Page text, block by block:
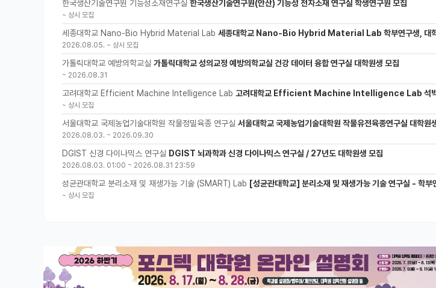
한국생산기술연구원 기능성소재연구실 한국생산기술연구원(안산) 기능성 전자소재 연구실 학생연구원 모집
~ 상시 모집
세종대학교 Nano-Bio Hybrid Material Lab 세종대학교 Nano-Bio Hybrid Material Lab 학부연구생, 대학
2026.08.05. ~ 상시 모집
가톨릭대학교 예방의학교실 가톨릭대학교 성의교정 예방의학교실 건강 데이터 융합 연구실 대학원생 모집
~ 2026.08.31
고려대학교 Efficient Machine Intelligence Lab 고려대학교 Efficient Machine Intelligence Lab 석박
~ 상시 모집
서울대학교 국제농업기술대학원 작물정밀육종 연구실 서울대학교 국제농업기술대학원 작물유전육종연구실 대학원
2026.08.03. ~ 2026.09.30
DGIST 신경 다이나믹스 연구실 DGIST 뇌과학과 신경 다이나믹스 연구실 / 27년도 대학원생 모집
2026.08.03. 01:00 ~ 2026.08.31 23:59
성균관대학교 분리소재 및 재생가능 기술 (SMART) Lab [성균관대학교] 분리소재 및 재생가능 기술 연구실 - 학부연
~ 상시 모집